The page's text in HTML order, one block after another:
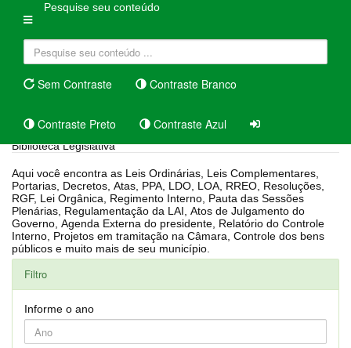
Pesquise seu conteúdo
Sem Contraste Contraste Branco
Contraste Preto Contraste Azul
Biblioteca Legislativa
Aqui você encontra as Leis Ordinárias, Leis Complementares,
Portarias, Decretos, Atas, PPA, LDO, LOA, RREO, Resoluções,
RGF, Lei Orgânica, Regimento Interno, Pauta das Sessões
Plenárias, Regulamentação da LAI, Atos de Julgamento do
Governo, Agenda Externa do presidente, Relatório do Controle
Interno, Projetos em tramitação na Câmara, Controle dos bens
públicos e muito mais de seu município.
Filtro
Informe o ano